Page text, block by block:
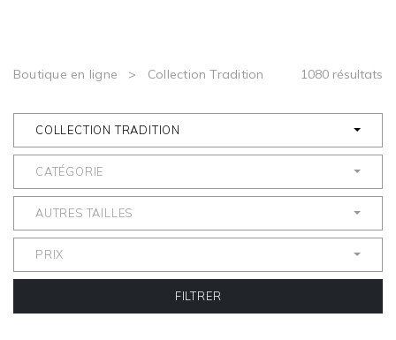
Boutique en ligne > Collection Tradition 1080 résultats
COLLECTION TRADITION
CATÉGORIE
AUTRES TAILLES
PRIX
FILTRER